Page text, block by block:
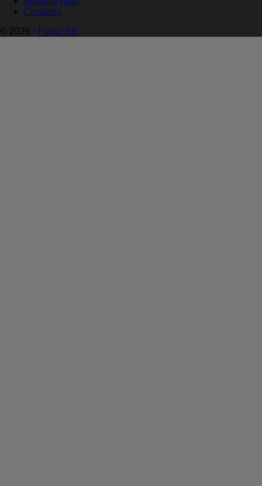
Contatos
© 2026 - Portal SR